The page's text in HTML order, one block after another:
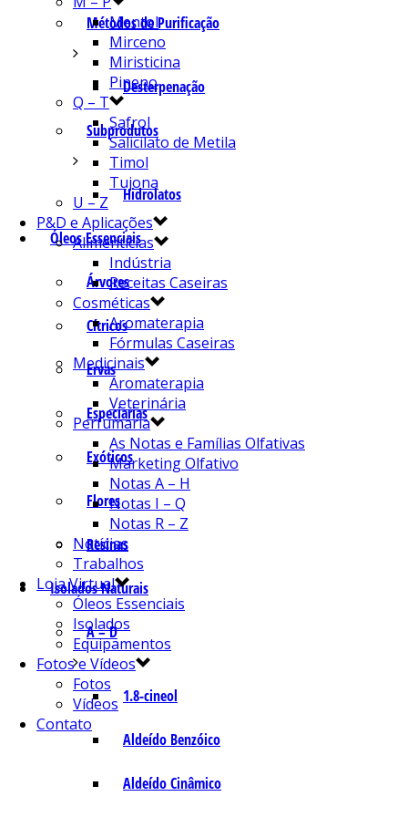
Métodos de Purificação
Desterpenação
Subprodutos
Hidrolatos
Óleos Essenciais
Árvores
Cítricos
Ervas
Especiarias
Exóticos
Flores
Resinas
Isolados Naturais
A – D
1.8-cineol
Aldeído Benzóico
Aldeído Cinâmico
Mentol
Mirceno
Miristicina
Pineno
Q – T
Safrol
Salicilato de Metila
Timol
Tujona
U – Z
P&D e Aplicações
Alimentícias
Indústria
Receitas Caseiras
Cosméticas
Aromaterapia
Fórmulas Caseiras
Medicinais
Aromaterapia
Veterinária
Perfumaria
As Notas e Famílias Olfativas
Marketing Olfativo
Notas A – H
Notas I – Q
Notas R – Z
Notícias
Trabalhos
Loja Virtual
Óleos Essenciais
Isolados
Equipamentos
Fotos e Vídeos
Fotos
Vídeos
Contato